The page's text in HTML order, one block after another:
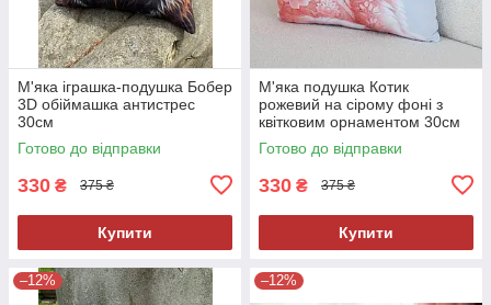
М'яка іграшка-подушка Бобер
3D обіймашка антистрес
30см
Готово до відправки
330 ₴ 375 ₴
Купити
М'яка подушка Котик
рожевий на сірому фоні з
квітковим орнаментом 30см
Готово до відправки
330 ₴ 375 ₴
Купити
–12% –12%